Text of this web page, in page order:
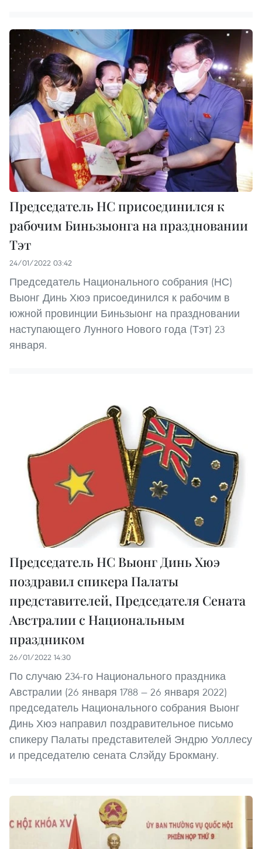
Председатель НС присоединился к
рабочим Биньзыонга на праздновании
Тэт
24/01/2022 03:42
Председатель Национального собрания (НС)
Выонг Динь Хюэ присоединился к рабочим в
южной провинции Биньзыонг на праздновании
наступающего Лунного Нового года (Тэт) 23
января.
Председатель НС Выонг Динь Хюэ
поздравил спикера Палаты
представителей, Председателя Сената
Австралии с Национальным
праздником
26/01/2022 14:30
По случаю 234-го Национального праздника
Австралии (26 января 1788 — 26 января 2022)
председатель Национального собрания Выонг
Динь Хюэ направил поздравительное письмо
спикеру Палаты представителей Эндрю Уоллесу
и председателю сената Слэйду Брокману.